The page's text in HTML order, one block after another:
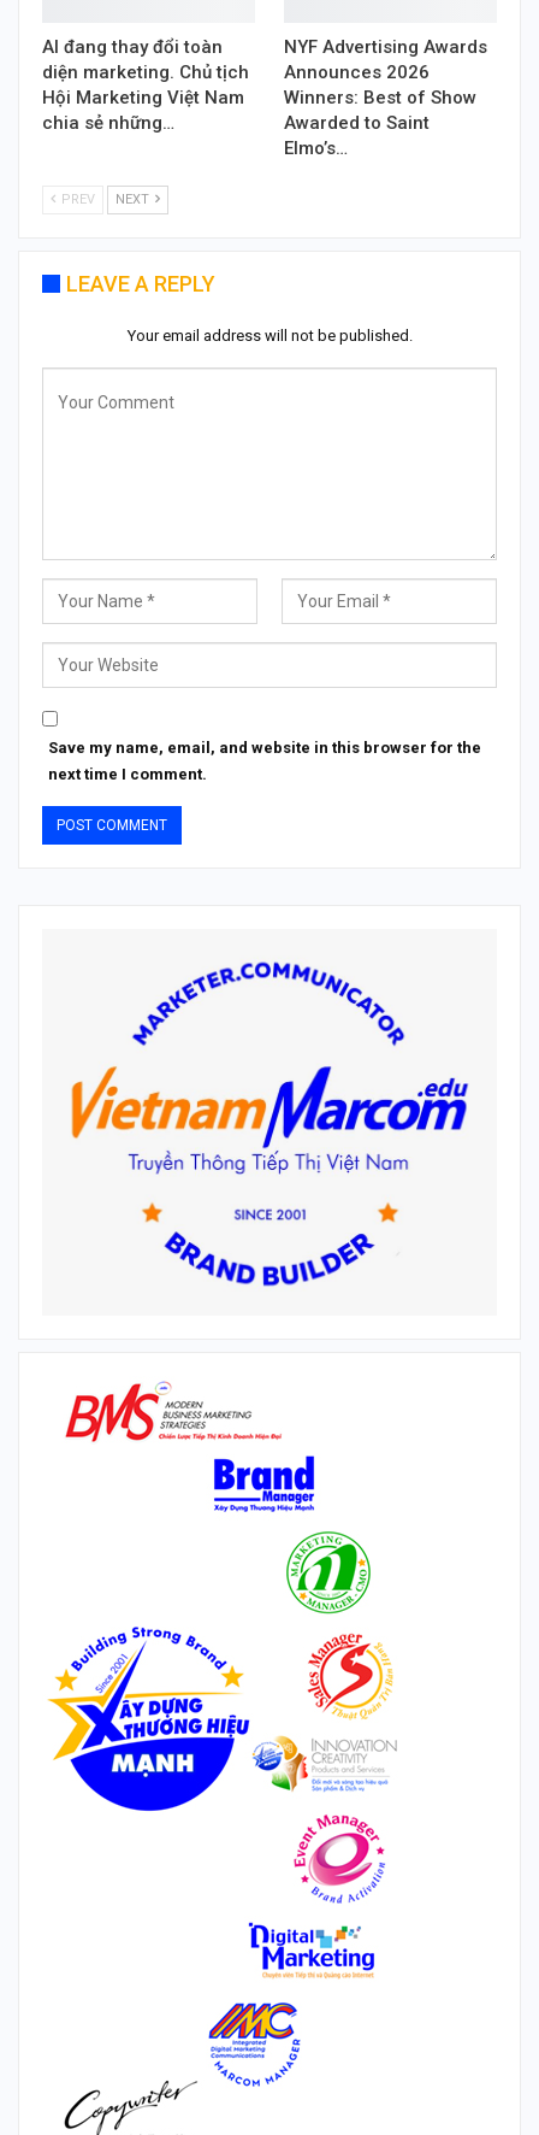
AI đang thay đổi toàn
diện marketing. Chủ tịch
Hội Marketing Việt Nam
chia sẻ những…
NYF Advertising Awards
Announces 2026
Winners: Best of Show
Awarded to Saint
Elmo’s…
PREV NEXT
LEAVE A REPLY
Your email address will not be published.
Save my name, email, and website in this browser for the
next time I comment.